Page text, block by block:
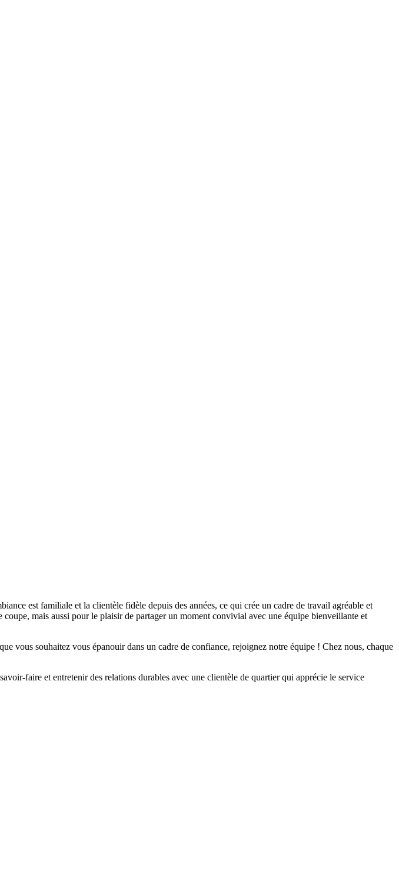
est familiale et la clientèle fidèle depuis des années, ce qui crée un cadre de travail agréable et
mais aussi pour le plaisir de partager un moment convivial avec une équipe bienveillante et
vous souhaitez vous épanouir dans un cadre de confiance, rejoignez notre équipe ! Chez nous, chaque
faire et entretenir des relations durables avec une clientèle de quartier qui apprécie le service